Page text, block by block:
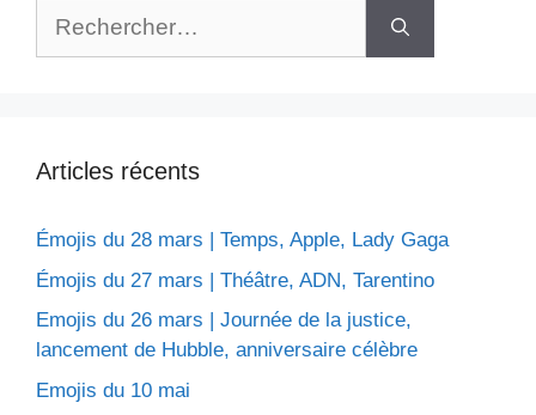
Articles récents
Émojis du 28 mars | Temps, Apple, Lady Gaga
Émojis du 27 mars | Théâtre, ADN, Tarentino
Emojis du 26 mars | Journée de la justice,
lancement de Hubble, anniversaire célèbre
Emojis du 10 mai